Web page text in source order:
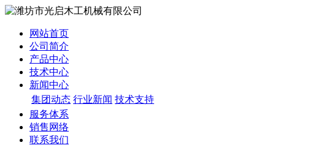
网站首页
公司简介
产品中心
技术中心
新闻中心
集团动态 行业新闻 技术支持
服务体系
销售网络
联系我们